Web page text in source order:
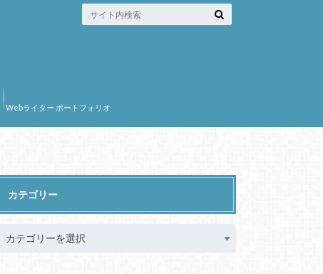
Webライター ポートフォリオ
カテゴリー